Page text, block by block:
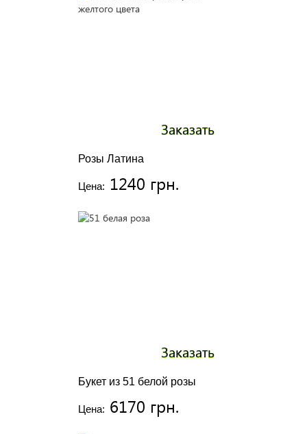
Розы Латина
Цена: 1240 грн.
Заказать
Букет из 51 белой розы
Цена: 6170 грн.
Заказать